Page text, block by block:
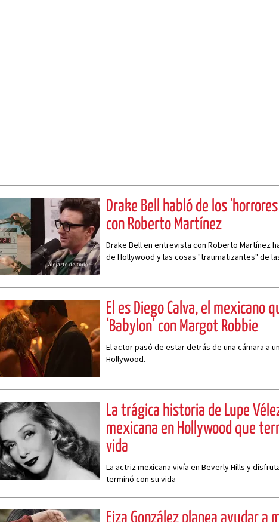
Drake Bell habló de los
con Roberto Martínez
Drake Bell en entrevista con Roberto Martínez
de Hollywood y las cosas "traumatizantes" de
Él es Diego Calva, el mexicano
‘Babylon’ con Margot Robbie
El actor pasó de estar detrás de una cámara a
Hollywood.
La trágica historia de Lupe
mexicana en Hollywood que
vida
La actriz mexicana vivía en Beverly Hills y
terminó con su vida
Eiza González planea ayudar a